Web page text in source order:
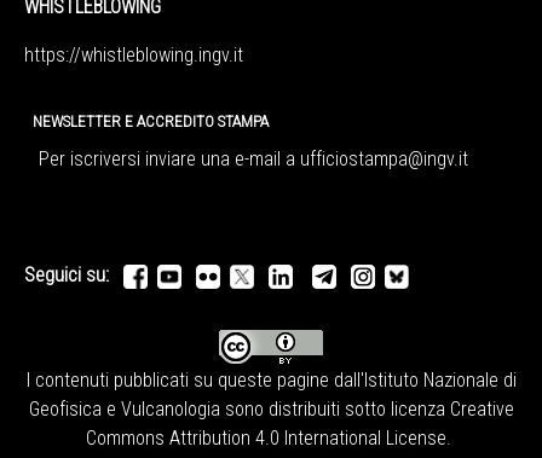
WHISTLEBLOWING
https://whistleblowing.ingv. it
NEWSLETTER E ACCREDITO STAMPA
Per iscriversi inviare una e-mail a ufficiostampa@ingv.it
Seguici su:
I contenuti pubblicati su queste pagine dall'Istituto Nazionale di
Geofisica e Vulcanologia sono distribuiti sotto licenza Creative
Commons Attribution 4.0 International License